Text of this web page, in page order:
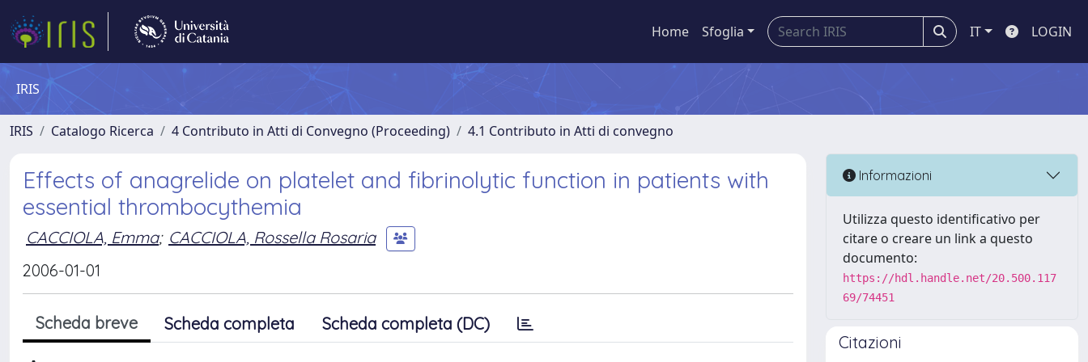
Home Sfoglia IT LOGIN
IRIS
IRIS Catalogo Ricerca 4 Contributo in Atti di Convegno (Proceeding) 4.1 Contributo in Atti di convegno
Effects of anagrelide on platelet and fibrinolytic function in patients with
essential thrombocythemia
CACCIOLA, Emma; CACCIOLA, Rossella Rosaria
2006-01-01
Scheda breve Scheda completa Scheda completa (DC)
Informazioni
Utilizza questo identificativo per
citare o creare un link a questo
documento:
https://hdl.handle.net/20.500.117
69/74451
Citazioni